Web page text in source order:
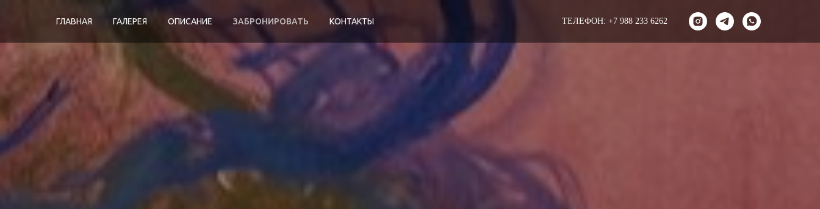
ГЛАВНАЯ ГАЛЕРЕЯ ОПИСАНИЕ ЗАБРОНИРОВАТЬ КОНТАКТЫ ТЕЛЕФОН: +7 988 233 6262